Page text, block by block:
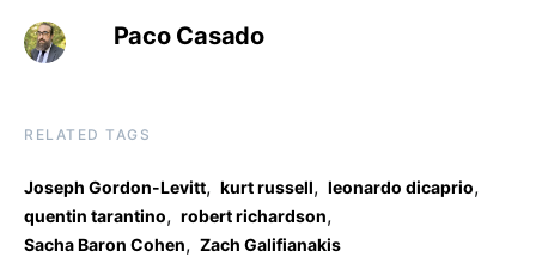
Paco Casado
RELATED TAGS
Joseph Gordon-Levitt, kurt russell, leonardo dicaprio,
quentin tarantino, robert richardson,
Sacha Baron Cohen, Zach Galifianakis